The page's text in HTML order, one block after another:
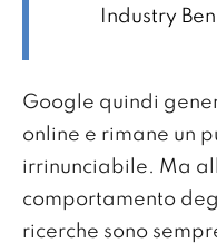
Industry
Google quindi
online e rimane un
irrinunciabile. Ma
comportamento
ricerche sono